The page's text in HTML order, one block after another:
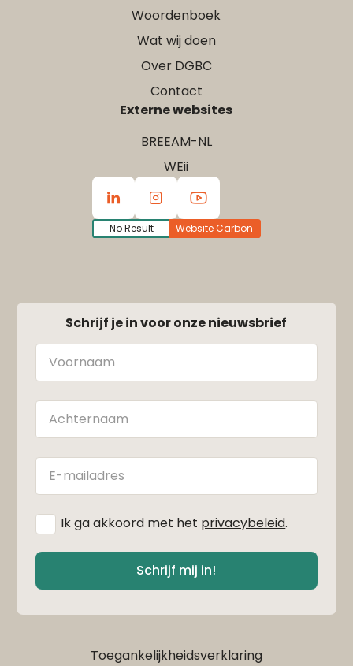
Woordenboek
Wat wij doen
Over DGBC
Contact
Externe websites
BREEAM-NL
WEii
No Result Website Carbon
Schrijf je in voor onze nieuwsbrief
Naam
Achternaam
E-
mailadres
* Ik ga akkoord met het privacybeleid.
Schrijf mij in!
Toegankelijkheidsverklaring